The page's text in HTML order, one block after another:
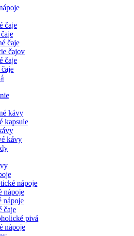
čaje
čaje
čajov
čaje
kávy
kapsule
kávy
nápoje
nápoje
nápoje
čaje
pivá
nápoje